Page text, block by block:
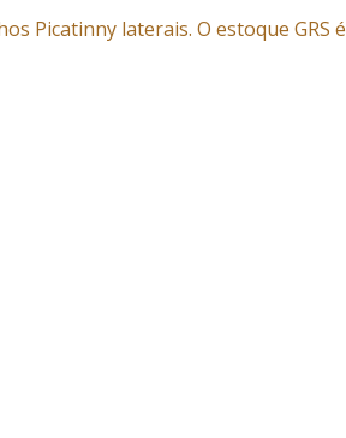
Picatinny laterais. O estoque GRS é